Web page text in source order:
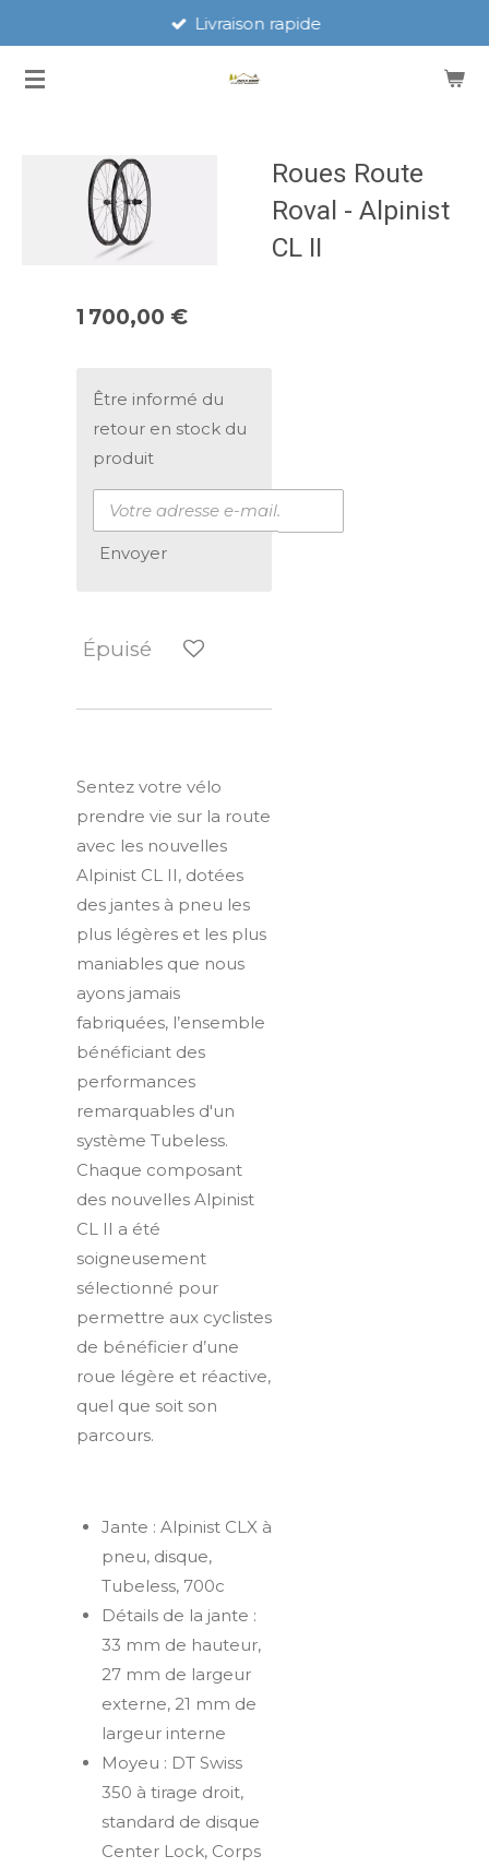
contenu
Livraison rapide
Roues Route
Roval - Alpinist
CL II
1 700,00 €
Être informé du
retour en stock du
produit
Envoyer
Épuisé
Sentez votre vélo
prendre vie sur la route
avec les nouvelles
Alpinist CL II, dotées
des jantes à pneu les
plus légères et les plus
maniables que nous
ayons jamais
fabriquées, l’ensemble
bénéficiant des
performances
remarquables d'un
système Tubeless.
Chaque composant
des nouvelles Alpinist
CL II a été
soigneusement
sélectionné pour
permettre aux cyclistes
de bénéficier d’une
roue légère et réactive,
quel que soit son
parcours.
Jante : Alpinist CLX à
pneu, disque,
Tubeless, 700c
Détails de la jante :
33 mm de hauteur,
27 mm de largeur
externe, 21 mm de
largeur interne
Moyeu : DT Swiss
350 à tirage droit,
standard de disque
Center Lock, Corps